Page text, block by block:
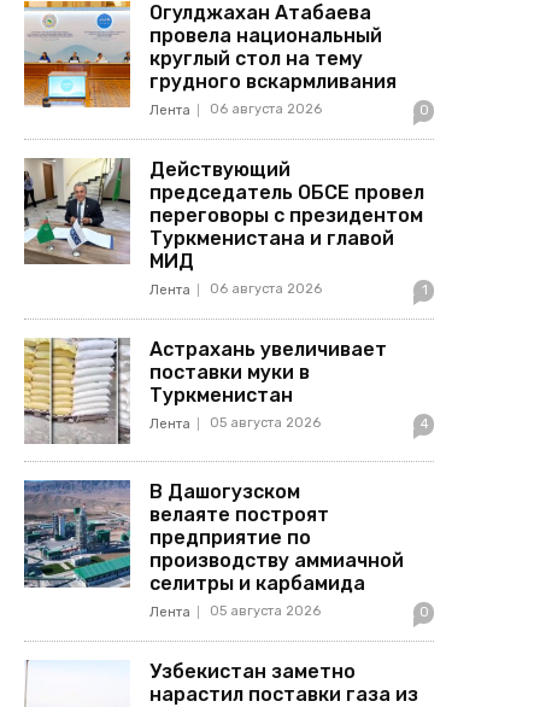
Огулджахан Атабаева
провела национальный
круглый стол на тему
грудного вскармливания
Лента 06 августа 2026 0
Действующий
председатель ОБСЕ провел
переговоры с президентом
Туркменистана и главой
МИД
Лента 06 августа 2026 1
Астрахань увеличивает
поставки муки в
Туркменистан
Лента 05 августа 2026 4
В Дашогузском
велаяте построят
предприятие по
производству аммиачной
селитры и карбамида
Лента 05 августа 2026 0
Узбекистан заметно
нарастил поставки газа из